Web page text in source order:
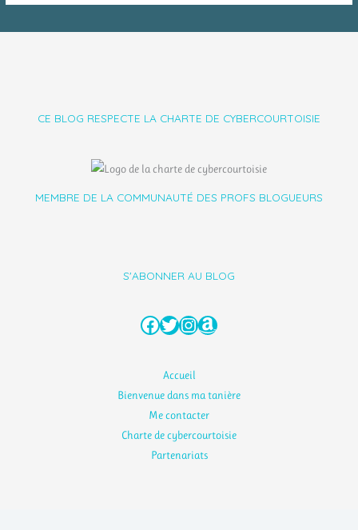
CE BLOG RESPECTE LA CHARTE DE CYBERCOURTOISIE
MEMBRE DE LA COMMUNAUTÉ DES PROFS BLOGUEURS
S'ABONNER AU BLOG
Facebook
Twitter
Instagram
Amazon
Accueil
Bienvenue dans ma tanière
Me contacter
Charte de cybercourtoisie
Partenariats